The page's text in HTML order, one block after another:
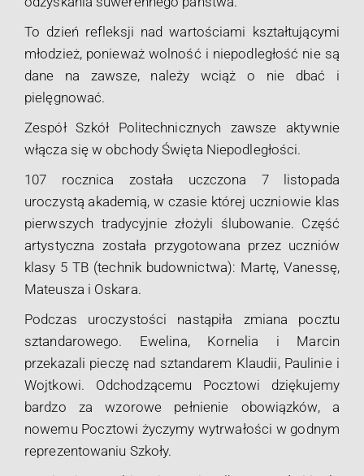
To dzień refleksji nad wartościami kształtującymi
młodzież, ponieważ wolność i niepodległość nie są
dane na zawsze, należy wciąż o nie dbać i
pielęgnować.
Zespół Szkół Politechnicznych zawsze aktywnie
włącza się w obchody Święta Niepodległości.
107 rocznica została uczczona 7 listopada
uroczystą akademią, w czasie której uczniowie klas
pierwszych tradycyjnie złożyli ślubowanie. Część
artystyczna została przygotowana przez uczniów
klasy 5 TB (technik budownictwa): Martę, Vanessę,
Mateusza i Oskara.
Podczas uroczystości nastąpiła zmiana pocztu
sztandarowego. Ewelina, Kornelia i Marcin
przekazali pieczę nad sztandarem Klaudii, Paulinie i
Wojtkowi. Odchodzącemu Pocztowi dziękujemy
bardzo za wzorowe pełnienie obowiązków, a
nowemu Pocztowi życzymy wytrwałości w godnym
reprezentowaniu Szkoły.